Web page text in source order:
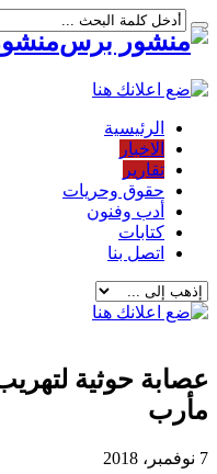
الرئيسية
الاخبار
تقارير
حقوق وحريات
أدب وفنون
كتابات
اتصل بنا
عصابة حوثية
مأرب
7 نوفمبر، 2018